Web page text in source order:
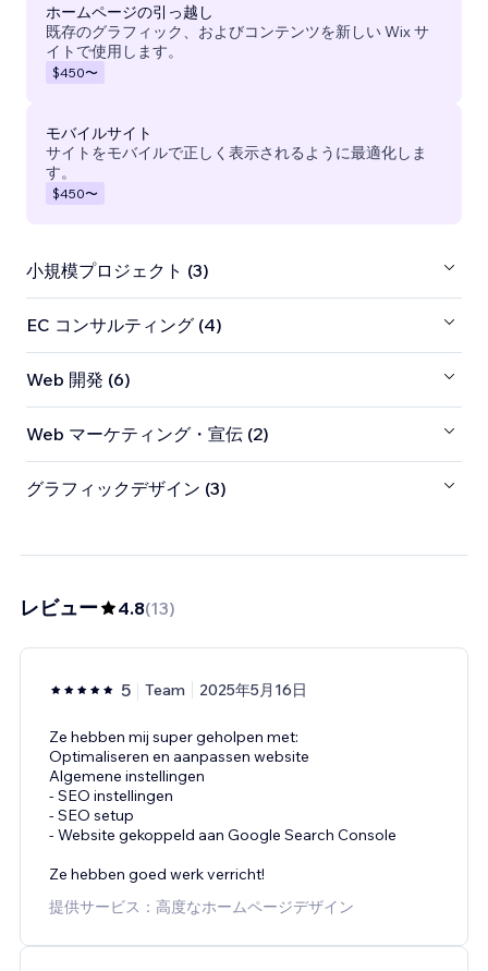
ホームページの引っ越し
既存のグラフィック、およびコンテンツを新しい Wix サ
イトで使用します。
$450〜
モバイルサイト
サイトをモバイルで正しく表示されるように最適化しま
す。
$450〜
小規模プロジェクト (3)
EC コンサルティング (4)
Web 開発 (6)
Web マーケティング・宣伝 (2)
グラフィックデザイン (3)
レビュー 4.8(13)
5 Team 2025年5月16日
Ze hebben mij super geholpen met:
Optimaliseren en aanpassen website
Algemene instellingen
- SEO instellingen
- SEO setup
- Website gekoppeld aan Google Search Console
Ze hebben goed werk verricht!
提供サービス：高度なホームページデザイン